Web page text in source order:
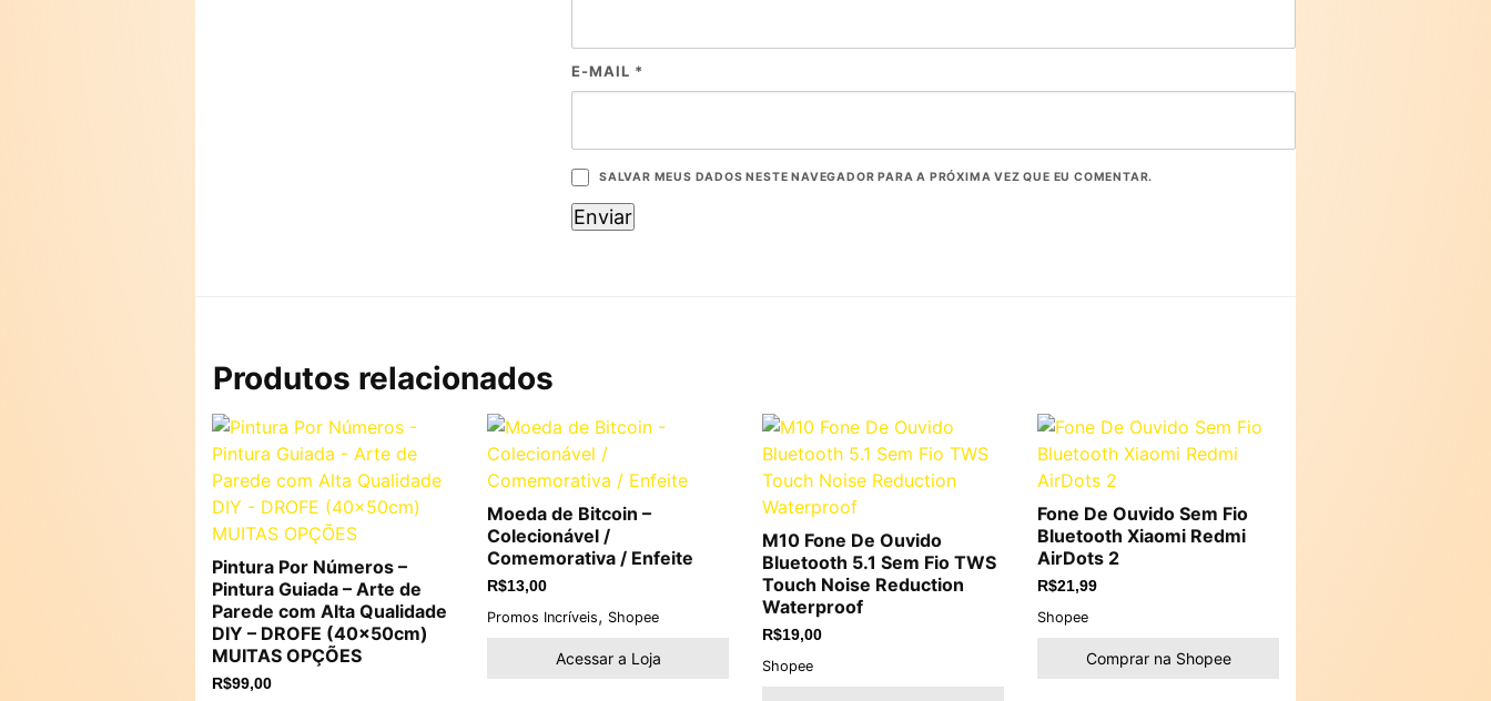
E-MAIL *
SALVAR MEUS DADOS NESTE NAVEGADOR PARA A PRÓXIMA VEZ QUE EU COMENTAR.
Produtos relacionados
Pintura Por Números –
Pintura Guiada – Arte de
Parede com Alta Qualidade
DIY – DROFE (40x50cm)
MUITAS OPÇÕES
R$99,00
Moeda de Bitcoin –
Colecionável /
Comemorativa / Enfeite
R$13,00
Promos Incríveis, Shopee
Acessar a Loja
M10 Fone De Ouvido
Bluetooth 5.1 Sem Fio TWS
Touch Noise Reduction
Waterproof
R$19,00
Shopee
Fone De Ouvido Sem Fio
Bluetooth Xiaomi Redmi
AirDots 2
R$21,99
Shopee
Comprar na Shopee